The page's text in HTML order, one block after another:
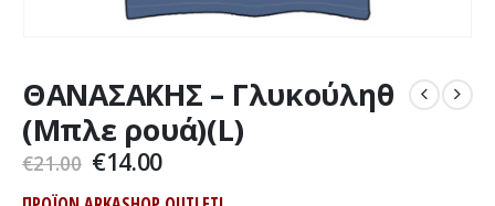
ΘΑΝΑΣΑΚΗΣ – Γλυκούληθ
(Μπλε ρουά)(L)
€21.00 Original
€14.00Η